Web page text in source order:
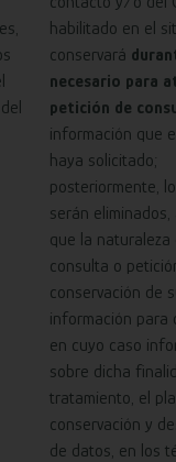
habilitado en el
conservará
necesario para
petición de
información que
haya solicitado;
posteriormente,
serán eliminados,
que la naturaleza
consulta o
conservación de
información para
en cuyo caso
sobre dicha
tratamiento, el
conservación y
de datos, en los